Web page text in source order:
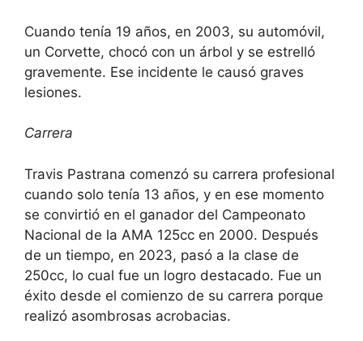
Cuando tenía 19 años, en 2003, su automóvil,
un Corvette, chocó con un árbol y se estrelló
gravemente. Ese incidente le causó graves
lesiones.
Carrera
Travis Pastrana comenzó su carrera profesional
cuando solo tenía 13 años, y en ese momento
se convirtió en el ganador del Campeonato
Nacional de la AMA 125cc en 2000. Después
de un tiempo, en 2023, pasó a la clase de
250cc, lo cual fue un logro destacado. Fue un
éxito desde el comienzo de su carrera porque
realizó asombrosas acrobacias.